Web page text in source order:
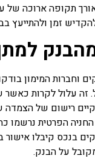
תקופה ארוכה
זמן ולהתייעץ
מהבנק
וחברות המימון
זה עלול לקרות
רישום של הצמדה
הפרטית
קיבלו אישור
על הבנק.